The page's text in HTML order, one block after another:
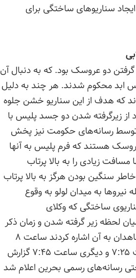
سناریوهای ساختگی برای
دو عروسک بود. که به دنبال آن
ابد محکوم شدند. هر چند به دلیل
۴ نفر به ۲ نفر تقلیل دادند که هدف از این سناریو خشن جلوه
از زیرگرفته شدن دو جسد پلیس با
رسانه‌های حکومت نیز پخش
هستند که فرم پلیس به آنها
زیادی را به بالا پرتاب
سنگین بودن هرگز به بالا پرتاب
به میدان لولو به وقوع
ساختگی که وکلای
لحظه زیر گرفته شدن و زمان ذکر
شده در گواهی فوت بوده است. زمان واقعه که شاهدان به آن اشاره کردند ساعت ۸
بوده در حالی که زمان مرگ یکی از پلیس‌ها ساعت ۷:۲۵ و دیگری ساعت ۷:۴۵ گزارش
رسانه‌های رسمی بحرین اعلام شد